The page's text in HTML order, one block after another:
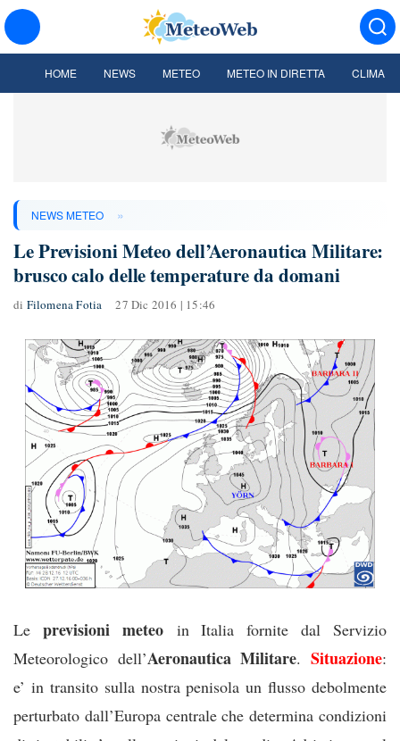
HOME NEWS METEO METEO IN DIRETTA CLIMA
NEWS METEO »
Le Previsioni Meteo dell’Aeronautica Militare:
brusco calo delle temperature da domani
di Filomena Fotia 27 Dic 2016 | 15:46
Le previsioni meteo in Italia fornite dal Servizio
Meteorologico dell’Aeronautica Militare.Situazione:
e’ in transito sulla nostra penisola un flusso debolmente
perturbato dall’Europa centrale che determina condizioni